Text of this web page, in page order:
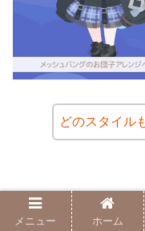
どのスタイル
というこ
メニュー ホーム